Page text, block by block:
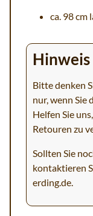
ca. 98 cm
Hinweis
Bitte denken
nur, wenn Sie
Helfen Sie
Retouren zu
Sollten Sie
kontaktieren
erding.de.